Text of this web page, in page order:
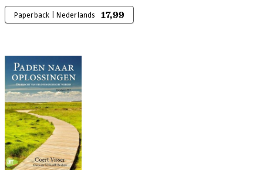
Paperback | Nederlands 17,99